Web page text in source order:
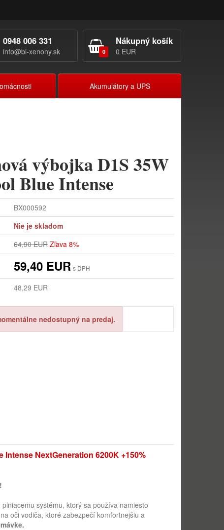
0
Nákupný košík
0 EUR
0948 006 331
info@bi-xenony.sk
Akumulátory a UPS
výbojka D1S 35W
Blue Intense
BX000592
Nie je skladom
64,90 EUR Zľava 8%
59,40 EUR s DPH
48,29 EUR
nedostupný na predaj.
NextGeneration 6200K +150%
systému, ktorý sa používa namiesto
oči vodiča, ktoré zabezpečí komfortnejšiu a